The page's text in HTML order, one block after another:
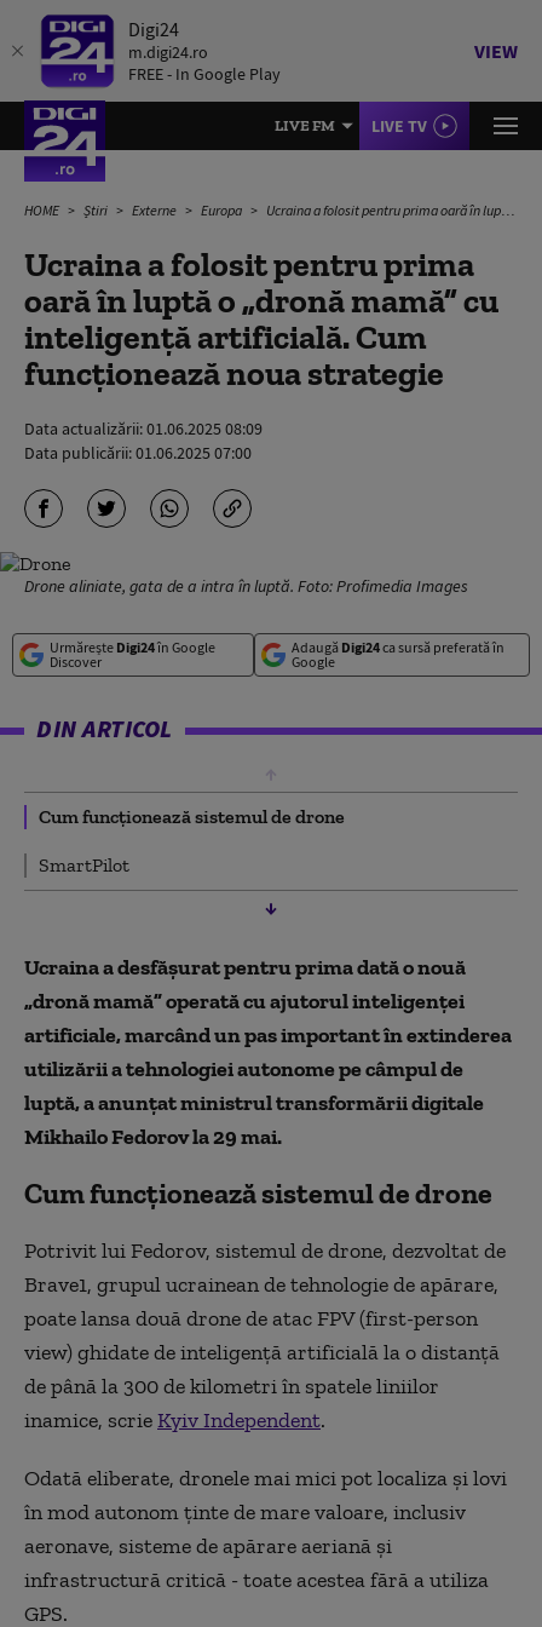
Digi24
m.digi24.ro
FREE - In Google Play
VIEW
LIVE FM LIVE TV
HOME Știri Externe Europa Ucraina a folosit pentru prima oară în luptă o „dronă mamă” cu inteligență artificială. Cum funcționează noua strategie
Ucraina a folosit pentru prima
oară în luptă o „dronă mamă” cu
inteligență artificială. Cum
funcționează noua strategie
Data actualizării:01.06.2025 08:09
Data publicării:01.06.2025 07:00
Drone aliniate, gata de a intra în luptă. Foto: Profimedia Images
Urmărește Digi24în Google
Discover
Adaugă Digi24ca sursă preferată în
Google
DIN ARTICOL
Cum funcționează sistemul de drone
SmartPilot
Ucraina a desfășurat pentru prima dată o nouă
„dronă mamă” operată cu ajutorul inteligenței
artificiale, marcând un pas important în extinderea
utilizării a tehnologiei autonome pe câmpul de
luptă, a anunțat ministrul transformării digitale
Mikhailo Fedorov la 29 mai.
Cum funcționează sistemul de drone
Potrivit lui Fedorov, sistemul de drone, dezvoltat de
Brave1, grupul ucrainean de tehnologie de apărare,
poate lansa două drone de atac FPV (first-person
view) ghidate de inteligență artificială la o distanță
de până la 300 de kilometri în spatele liniilor
inamice, scrieKyiv Independent.
Odată eliberate, dronele mai mici pot localiza și lovi
în mod autonom ținte de mare valoare, inclusiv
aeronave, sisteme de apărare aeriană și
infrastructură critică - toate acestea fără a utiliza
GPS.